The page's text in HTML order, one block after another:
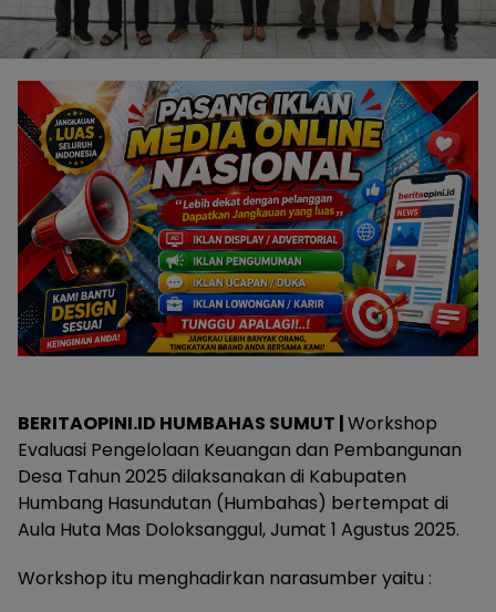
BERITAOPINI.ID HUMBAHAS SUMUT |Workshop
Evaluasi Pengelolaan Keuangan dan Pembangunan
Desa Tahun 2025 dilaksanakan di Kabupaten
Humbang Hasundutan (Humbahas) bertempat di
Aula Huta Mas Doloksanggul, Jumat 1 Agustus 2025.
Workshop itu menghadirkan narasumber yaitu :